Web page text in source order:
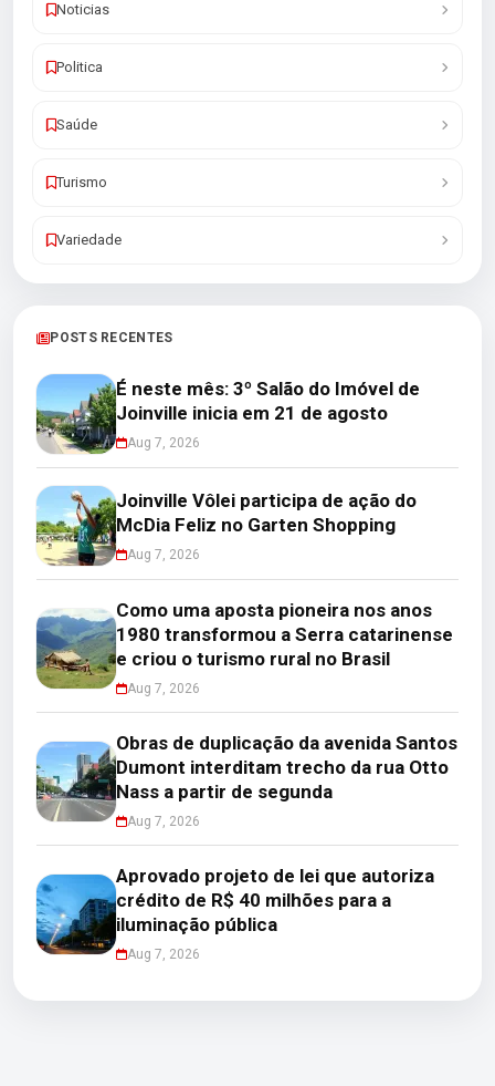
Noticias
Politica
Saúde
Turismo
Variedade
POSTS RECENTES
É neste mês: 3º Salão do Imóvel de
Joinville inicia em 21 de agosto
Aug 7, 2026
Joinville Vôlei participa de ação do
McDia Feliz no Garten Shopping
Aug 7, 2026
Como uma aposta pioneira nos anos
1980 transformou a Serra catarinense
e criou o turismo rural no Brasil
Aug 7, 2026
Obras de duplicação da avenida Santos
Dumont interditam trecho da rua Otto
Nass a partir de segunda
Aug 7, 2026
Aprovado projeto de lei que autoriza
crédito de R$ 40 milhões para a
iluminação pública
Aug 7, 2026